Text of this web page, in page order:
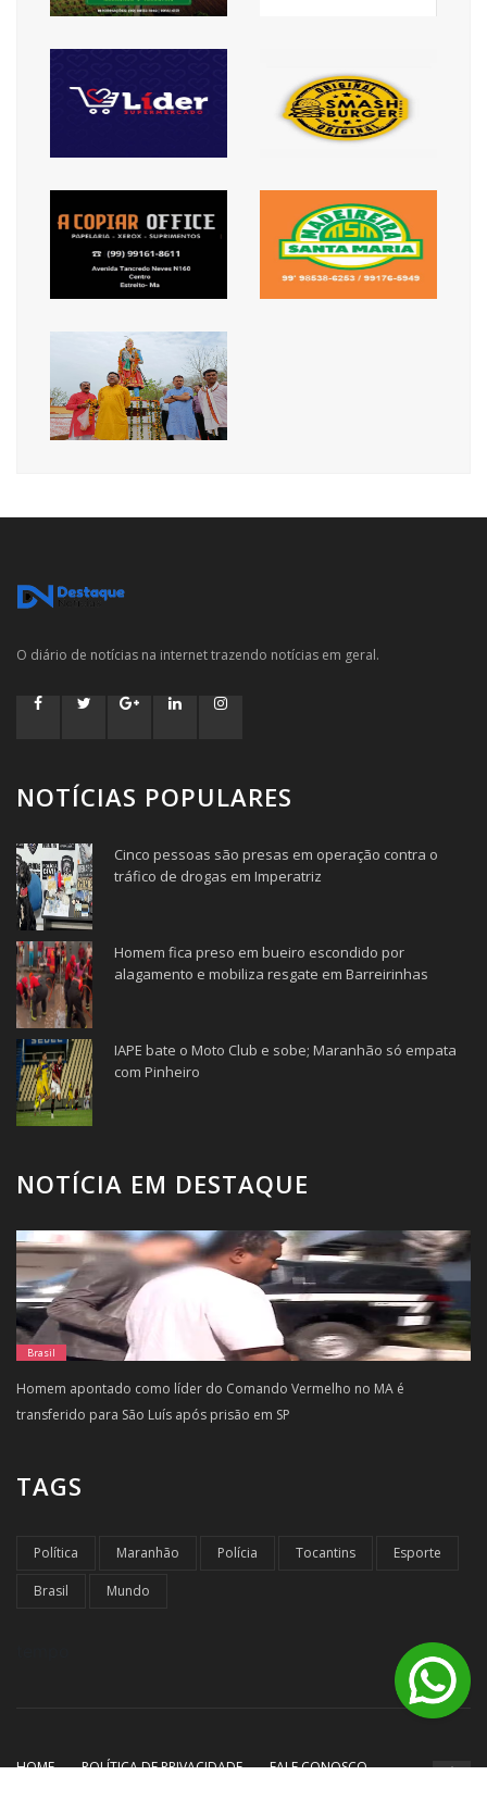
O diário de notícias na internet trazendo notícias em geral.
NOTÍCIAS POPULARES
Cinco pessoas são presas em operação contra o
tráfico de drogas em Imperatriz
Homem fica preso em bueiro escondido por
alagamento e mobiliza resgate em Barreirinhas
IAPE bate o Moto Club e sobe; Maranhão só empata
com Pinheiro
NOTÍCIA EM DESTAQUE
Brasil
Homem apontado como líder do Comando Vermelho no MA é
transferido para São Luís após prisão em SP
TAGS
Política Maranhão Polícia Tocantins Esporte
Brasil Mundo
HOME POLÍTICA DE PRIVACIDADE
FALE CONOSCO